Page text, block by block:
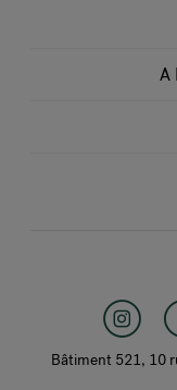
A
Bâtiment 521, 10